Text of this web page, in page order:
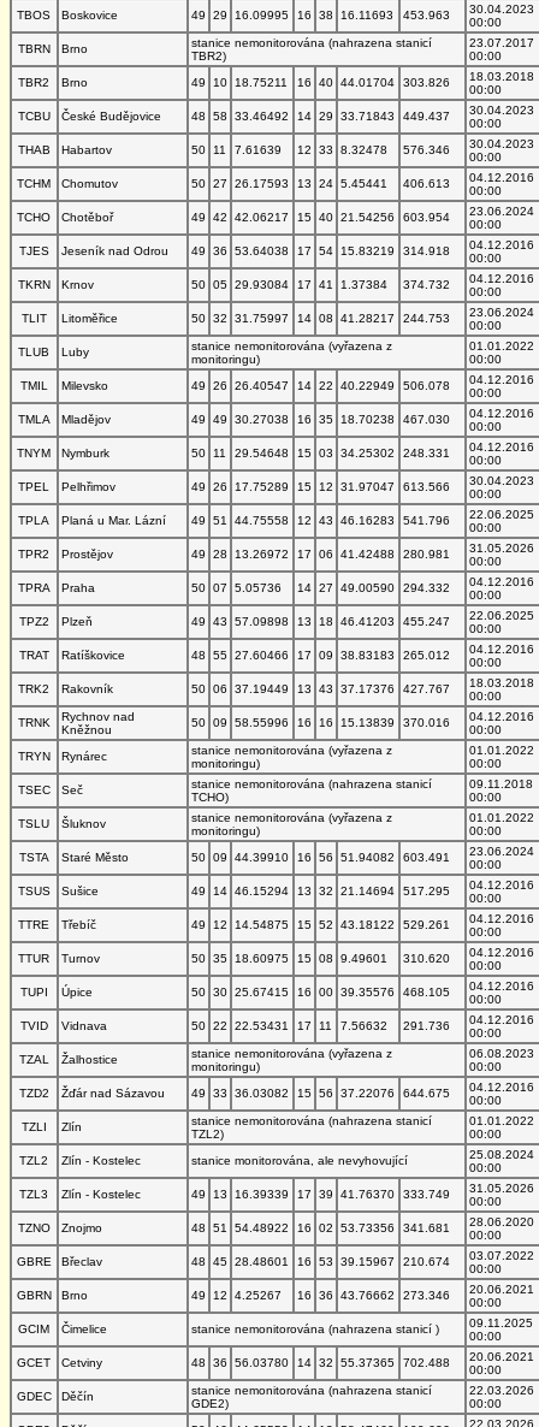
TBOS
Boskovice 49 29 16.09995 16 38 16.11693 453.963
30.04.2023
00:00
TBRN
Brno
stanice nemonitorována (nahrazena stanicí
TBR2)
23.07.2017
00:00
TBR2
Brno 49 10 18.75211 16 40 44.01704 303.826
18.03.2018
00:00
TCBU
České Budějovice 48 58 33.46492 14 29 33.71843 449.437
30.04.2023
00:00
THAB
Habartov 50 11 7.61639 12 33 8.32478 576.346
30.04.2023
00:00
TCHM
Chomutov 50 27 26.17593 13 24 5.45441 406.613
04.12.2016
00:00
TCHO
Chotěboř 49 42 42.06217 15 40 21.54256 603.954
23.06.2024
00:00
TJES
Jeseník nad Odrou 49 36 53.64038 17 54 15.83219 314.918
04.12.2016
00:00
TKRN
Krnov 50 05 29.93084 17 41 1.37384 374.732
04.12.2016
00:00
TLIT
Litoměřice 50 32 31.75997 14 08 41.28217 244.753
23.06.2024
00:00
TLUB
Luby
stanice nemonitorována (vyřazena z
monitoringu)
01.01.2022
00:00
TMIL
Milevsko 49 26 26.40547 14 22 40.22949 506.078
04.12.2016
00:00
TMLA
Mladějov 49 49 30.27038 16 35 18.70238 467.030
04.12.2016
00:00
TNYM
Nymburk 50 11 29.54648 15 03 34.25302 248.331
04.12.2016
00:00
TPEL
Pelhřimov 49 26 17.75289 15 12 31.97047 613.566
30.04.2023
00:00
TPLA
Planá u Mar. Lázní 49 51 44.75558 12 43 46.16283 541.796
22.06.2025
00:00
TPR2
Prostějov 49 28 13.26972 17 06 41.42488 280.981
31.05.2026
00:00
TPRA
Praha 50 07 5.05736 14 27 49.00590 294.332
04.12.2016
00:00
TPZ2
Plzeň 49 43 57.09898 13 18 46.41203 455.247
22.06.2025
00:00
TRAT
Ratíškovice 48 55 27.60466 17 09 38.83183 265.012
04.12.2016
00:00
TRK2
Rakovník 50 06 37.19449 13 43 37.17376 427.767
18.03.2018
00:00
TRNK
Rychnov nad
Kněžnou
50 09 58.55996 16 16 15.13839 370.016
04.12.2016
00:00
TRYN
Rynárec
stanice nemonitorována (vyřazena z
monitoringu)
01.01.2022
00:00
TSEC
Seč
stanice nemonitorována (nahrazena stanicí
TCHO)
09.11.2018
00:00
TSLU
Šluknov
stanice nemonitorována (vyřazena z
monitoringu)
01.01.2022
00:00
TSTA
Staré Město 50 09 44.39910 16 56 51.94082 603.491
23.06.2024
00:00
TSUS
Sušice 49 14 46.15294 13 32 21.14694 517.295
04.12.2016
00:00
TTRE
Třebíč 49 12 14.54875 15 52 43.18122 529.261
04.12.2016
00:00
TTUR
Turnov 50 35 18.60975 15 08 9.49601 310.620
04.12.2016
00:00
TUPI
Úpice 50 30 25.67415 16 00 39.35576 468.105
04.12.2016
00:00
TVID
Vidnava 50 22 22.53431 17 11 7.56632 291.736
04.12.2016
00:00
TZAL
Žalhostice
stanice nemonitorována (vyřazena z
monitoringu)
06.08.2023
00:00
TZD2
Žďár nad Sázavou 49 33 36.03082 15 56 37.22076 644.675
04.12.2016
00:00
TZLI
Zlín
stanice nemonitorována (nahrazena stanicí
TZL2)
01.01.2022
00:00
TZL2
Zlín - Kostelec stanice monitorována, ale nevyhovující
25.08.2024
00:00
TZL3
Zlín - Kostelec 49 13 16.39339 17 39 41.76370 333.749
31.05.2026
00:00
TZNO
Znojmo 48 51 54.48922 16 02 53.73356 341.681
28.06.2020
00:00
GBRE
Břeclav 48 45 28.48601 16 53 39.15967 210.674
03.07.2022
00:00
GBRN
Brno 49 12 4.25267 16 36 43.76662 273.346
20.06.2021
00:00
GCIM
Čimelice stanice nemonitorována (nahrazena stanicí )
09.11.2025
00:00
GCET
Cetviny 48 36 56.03780 14 32 55.37365 702.488
20.06.2021
00:00
GDEC
Děčín
stanice nemonitorována (nahrazena stanicí
GDE2)
22.03.2026
00:00
22.03.2026